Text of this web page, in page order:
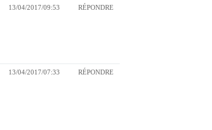
13/04/2017/09:53 RÉPONDRE
13/04/2017/07:33 RÉPONDRE